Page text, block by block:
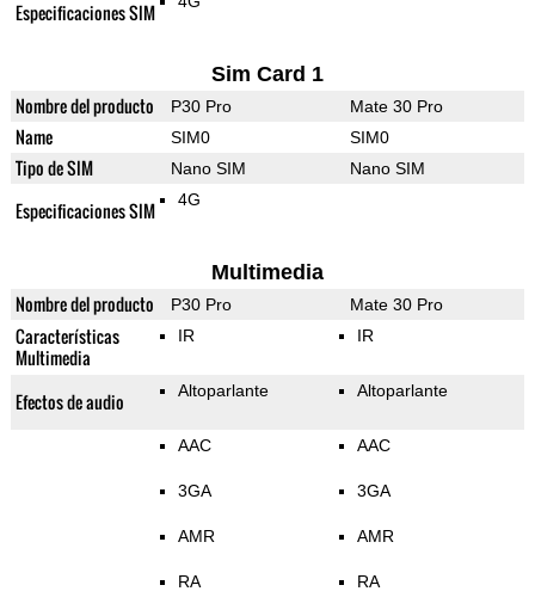
Especificaciones SIM
Sim Card 1
Nombre del producto P30 Pro Mate 30 Pro
Name SIM0 SIM0
Tipo de SIM Nano SIM Nano SIM
Especificaciones SIM 4G
Multimedia
Nombre del producto P30 Pro Mate 30 Pro
Características
Multimedia
IR IR
Efectos de audio Altoparlante Altoparlante
AAC
3GA
AMR
RA
AAC
3GA
AMR
RA